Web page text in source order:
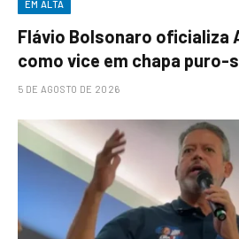
EM ALTA
Flávio Bolsonaro oficializa
como vice em chapa puro-
5 DE AGOSTO DE 2026